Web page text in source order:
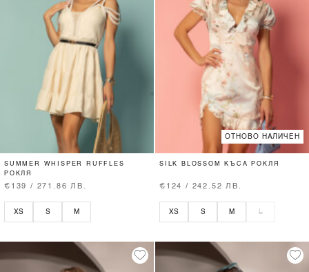
SUMMER WHISPER RUFFLES
РОКЛЯ
€139 / 271.86 ЛВ.
XS S M
ОТНОВО НАЛИЧЕН
SILK BLOSSOM КЪСА РОКЛЯ
€124 / 242.52 ЛВ.
XS S M L